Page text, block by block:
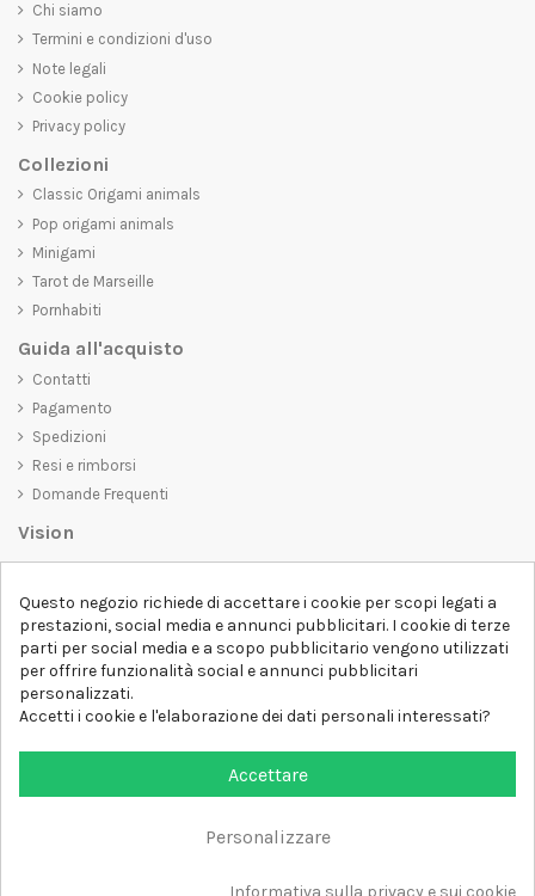
Chi siamo
Termini e condizioni d'uso
Note legali
Cookie policy
Privacy policy
Collezioni
Classic Origami animals
Pop origami animals
Minigami
Tarot de Marseille
Pornhabiti
Guida all'acquisto
Contatti
Pagamento
Spedizioni
Resi e rimborsi
Domande Frequenti
Vision
belli da vedere, ma che trasmettano anche un messaggio importante.
Che siate alla ricerca di una t-shirt unica e di tendenza, di una felpa
comoda e accogliente o di un accessorio esclusivo,D-SHIRTha
qualcosa per tutti.
Follow us
Questo negozio richiede di accettare i cookie per scopi legati a
prestazioni, social media e annunci pubblicitari. I cookie di terze
parti per social media e a scopo pubblicitario vengono utilizzati
per offrire funzionalità social e annunci pubblicitari
personalizzati.
Accetti i cookie e l'elaborazione dei dati personali interessati?
Accettare
Personalizzare
Informativa sulla privacy e sui cookie